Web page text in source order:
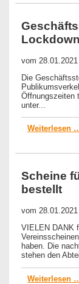
vom 28.01.2021
Die
Öffnungszeiten
unter...
Weiterlesen
Scheine
bestellt
vom 28.01.2021
VIELEN DANK
haben. Die
stehen den
Weiterlesen